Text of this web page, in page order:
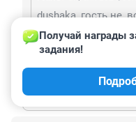
Гомть, но рта то два
ОТВЕТИТЬ
Показать ещё
Получай награды
задания!